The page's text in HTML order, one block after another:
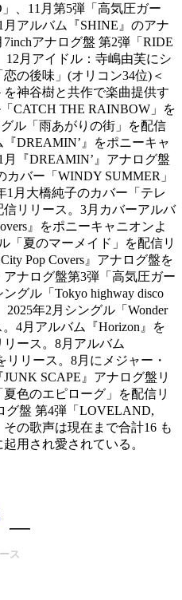
、11月第5弾「高気圧ガー
アルバム『SHINE』のアナ
アナログ盤 第2弾「RIDE
月アイドル：寺嶋由芙にシ
の後味」(オリコン34位)＜
神谷樹と共作で楽曲提供す
CATCH THE RAINBOW」を
ル「雨あがりの街」を配信
DREAMIN’』をポニーキャ
『DREAMIN’』アナログ盤
カバー「WINDY SUMMER」
1月大橋純子のカバー「テレ
リリース。3月カバーアルバ
』をポニーキャニオンよ
「夏のマーメイド」を配信リ
Pop Covers』アナログ盤を
アナログ盤第3弾「高気圧ガー
グル「Tokyo highway disco
年2月シングル「Wonder
4月アルバム『Horizon』を
ース。8月アルバム
リリース。8月にメジャー・
SCAPE』アナログ盤リ
色のエピローグ」を配信リ
グ盤 第4弾「LOVELAND,
の歌声は現在まで合計16 も
用され愛されている。
ス